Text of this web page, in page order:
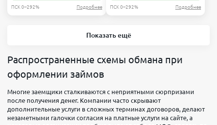
ПСК 0–292% Подробнее ПСК 0–292% Подробнее
Показать ещё
Распространенные схемы обмана при
оформлении займов
Многие заемщики сталкиваются с неприятными сюрпризами
после получения денег. Компании часто скрывают
дополнительные услуги в сложных терминах договоров, делают
незаметными галочки согласия на платные услуги на сайте, а